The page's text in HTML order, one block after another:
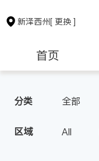
新泽西州[ 更换 ]
首页
保险理财
分类 全部
区域 All